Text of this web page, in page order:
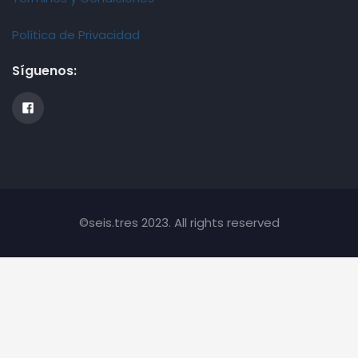
Política de Privacidad
Síguenos:
©seis.tres 2023. All rights reserved